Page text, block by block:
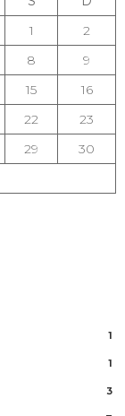
1
2
8
9
15
16
22
23
29
30
1
1
3